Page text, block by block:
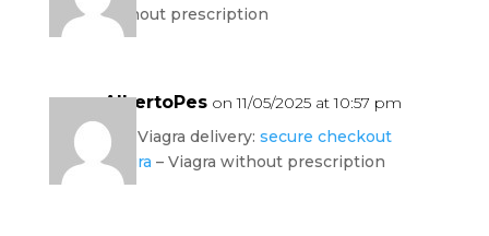
without prescription
AlbertoPes on 11/05/2025 at 10:57 pm
fast Viagra delivery: secure checkout
Viagra – Viagra without prescription